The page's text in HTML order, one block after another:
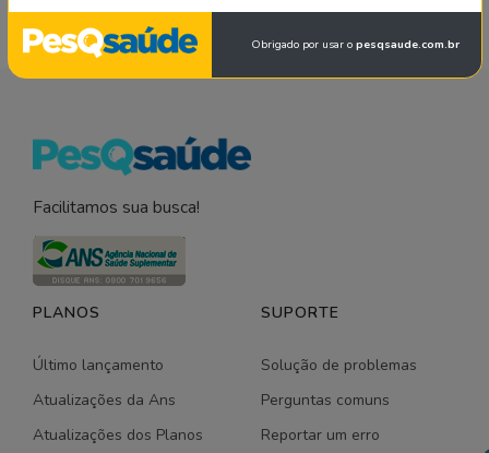
Facilitamos sua busca!
PLANOS
Último lançamento
Atualizações da Ans
Atualizações dos Planos
SUPORTE
Solução de problemas
Perguntas comuns
Reportar um erro
Obrigado por usar o pesqsaude.com.br